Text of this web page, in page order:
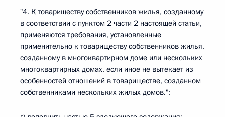
"4. К товариществу собственников жилья, созданному
в соответствии с пунктом 2 части 2 настоящей статьи,
применяются требования, установленные
применительно к товариществу собственников жилья,
созданному в многоквартирном доме или нескольких
многоквартирных домах, если иное не вытекает из
особенностей отношений в товариществе, созданном
собственниками нескольких жилых домов.";